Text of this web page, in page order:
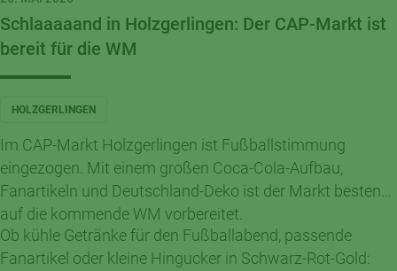
Schlaaaaand in Holzgerlingen: Der CAP-Markt ist
bereit für die WM
HOLZGERLINGEN
Im CAP-Markt Holzgerlingen ist Fußballstimmung
eingezogen. Mit einem großen Coca-Cola-Aufbau,
Fanartikeln und Deutschland-Deko ist der Markt bestens
auf die kommende WM vorbereitet.
Ob kühle Getränke für den Fußballabend, passende
Fanartikel oder kleine Hingucker in Schwarz-Rot-Gold: